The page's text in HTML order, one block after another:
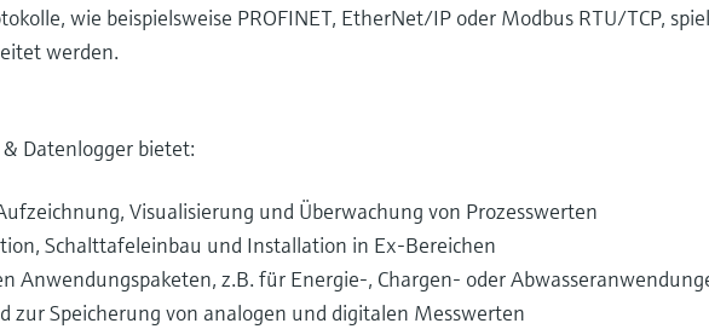
wie beispielsweise PROFINET, EtherNet/IP oder Modbus RTU/TCP,
werden.
Datenlogger bietet:
Visualisierung und Überwachung von Prozesswerten
Schalttafeleinbau und Installation in Ex-Bereichen
Anwendungspaketen, z.B. für Energie-, Chargen- oder
zur Speicherung von analogen und digitalen Messwerten